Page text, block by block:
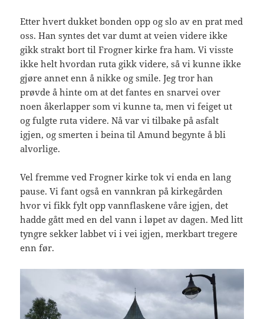
Etter hvert dukket bonden opp og slo av en prat med
oss. Han syntes det var dumt at veien videre ikke
gikk strakt bort til Frogner kirke fra ham. Vi visste
ikke helt hvordan ruta gikk videre, så vi kunne ikke
gjøre annet enn å nikke og smile. Jeg tror han
prøvde å hinte om at det fantes en snarvei over
noen åkerlapper som vi kunne ta, men vi feiget ut
og fulgte ruta videre. Nå var vi tilbake på asfalt
igjen, og smerten i beina til Amund begynte å bli
alvorlige.
Vel fremme ved Frogner kirke tok vi enda en lang
pause. Vi fant også en vannkran på kirkegården
hvor vi fikk fylt opp vannflaskene våre igjen, det
hadde gått med en del vann i løpet av dagen. Med litt
tyngre sekker labbet vi i vei igjen, merkbart tregere
enn før.